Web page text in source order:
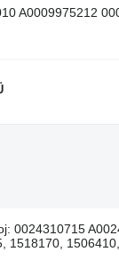
A0009975212
0024310715
1518170,